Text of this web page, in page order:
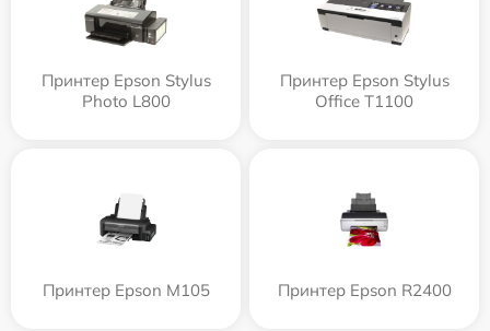
Принтер Epson Stylus
Photo L800
Принтер Epson Stylus
Office T1100
Принтер Epson M105 Принтер Epson R2400